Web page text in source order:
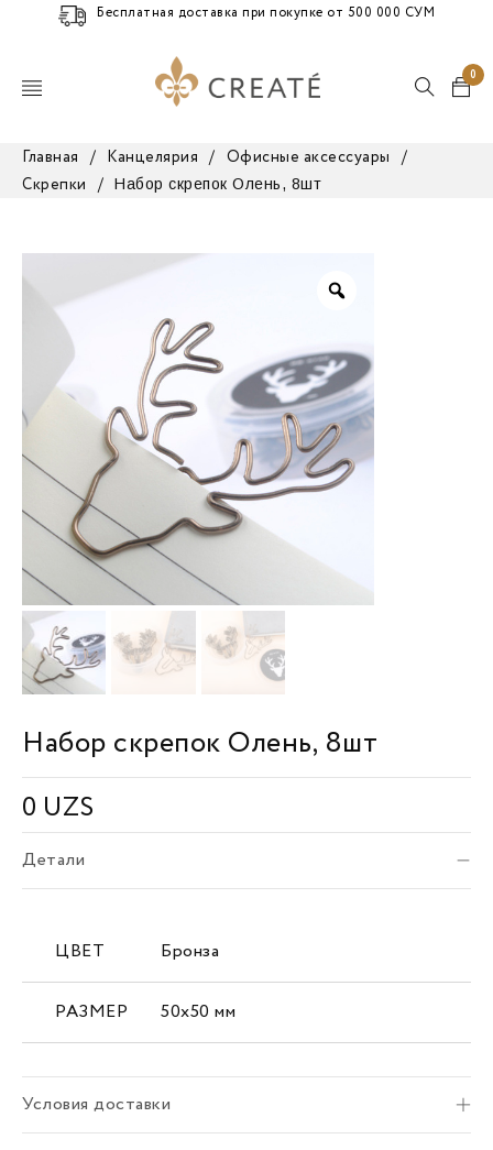
Бесплатная доставка при покупке от 500 000 СУМ
0
Главная / Канцелярия / Офисные аксессуары
/
Скрепки
/ Набор скрепок Олень, 8шт
Набор скрепок Олень, 8шт
0 UZS
Детали
ЦВЕТ Бронза
РАЗМЕР 50х50 мм
Условия доставки